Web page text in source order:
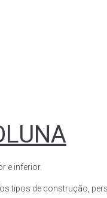
e inferior.
tipos de construção,